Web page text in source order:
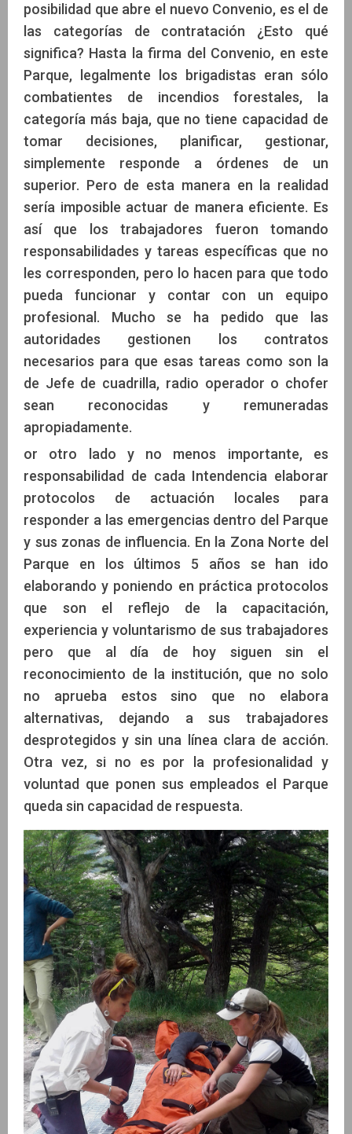
posibilidad que abre el nuevo Convenio, es el de
las categorías de contratación ¿Esto qué
significa? Hasta la firma del Convenio, en este
Parque, legalmente los brigadistas eran sólo
combatientes de incendios forestales, la
categoría más baja, que no tiene capacidad de
tomar decisiones, planificar, gestionar,
simplemente responde a órdenes de un
superior. Pero de esta manera en la realidad
sería imposible actuar de manera eficiente. Es
así que los trabajadores fueron tomando
responsabilidades y tareas específicas que no
les corresponden, pero lo hacen para que todo
pueda funcionar y contar con un equipo
profesional. Mucho se ha pedido que las
autoridades gestionen los contratos
necesarios para que esas tareas como son la
de Jefe de cuadrilla, radio operador o chofer
sean reconocidas y remuneradas
apropiadamente.
or otro lado y no menos importante, es
responsabilidad de cada Intendencia elaborar
protocolos de actuación locales para
responder a las emergencias dentro del Parque
y sus zonas de influencia. En la Zona Norte del
Parque en los últimos 5 años se han ido
elaborando y poniendo en práctica protocolos
que son el reflejo de la capacitación,
experiencia y voluntarismo de sus trabajadores
pero que al día de hoy siguen sin el
reconocimiento de la institución, que no solo
no aprueba estos sino que no elabora
alternativas, dejando a sus trabajadores
desprotegidos y sin una línea clara de acción.
Otra vez, si no es por la profesionalidad y
voluntad que ponen sus empleados el Parque
queda sin capacidad de respuesta.